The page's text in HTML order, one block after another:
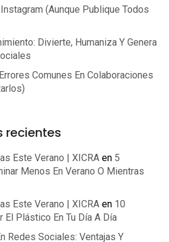
(aunque Publique Todos
Divierte, Humaniza Y Genera
Comunes En Colaboraciones
recientes
Este Verano | XICRA en 5
Menos En Verano O Mientras
Este Verano | XICRA en 10
El Plástico En Tu Día A Día
Redes Sociales: Ventajas Y